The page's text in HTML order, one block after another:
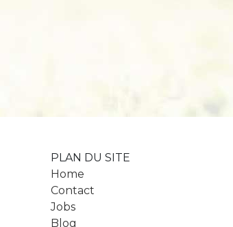
PLAN DU SITE
Home
Contact
Jobs
Blog